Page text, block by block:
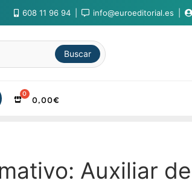
608 11 96 94 info@euroeditorial.es
Buscar
0,00€
Auxiliar de